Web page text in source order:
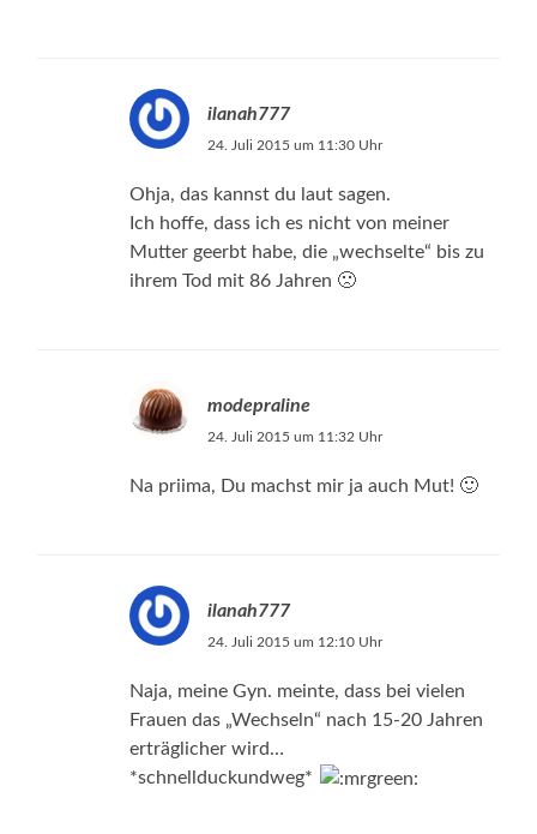
ilanah777
24. Juli 2015 um 11:30 Uhr
Ohja, das kannst du laut sagen.
Ich hoffe, dass ich es nicht von meiner
Mutter geerbt habe, die „wechselte“ bis zu
ihrem Tod mit 86 Jahren 🙁
modepraline
24. Juli 2015 um 11:32 Uhr
Na priima, Du machst mir ja auch Mut! 🙂
ilanah777
24. Juli 2015 um 12:10 Uhr
Naja, meine Gyn. meinte, dass bei vielen
Frauen das „Wechseln“ nach 15-20 Jahren
erträglicher wird…
*schnellduckundweg*